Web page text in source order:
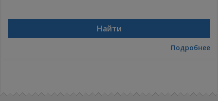
Найти
Подробнее